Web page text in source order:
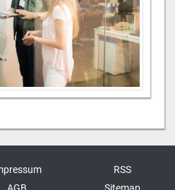
AGB
RSS
Sitemap